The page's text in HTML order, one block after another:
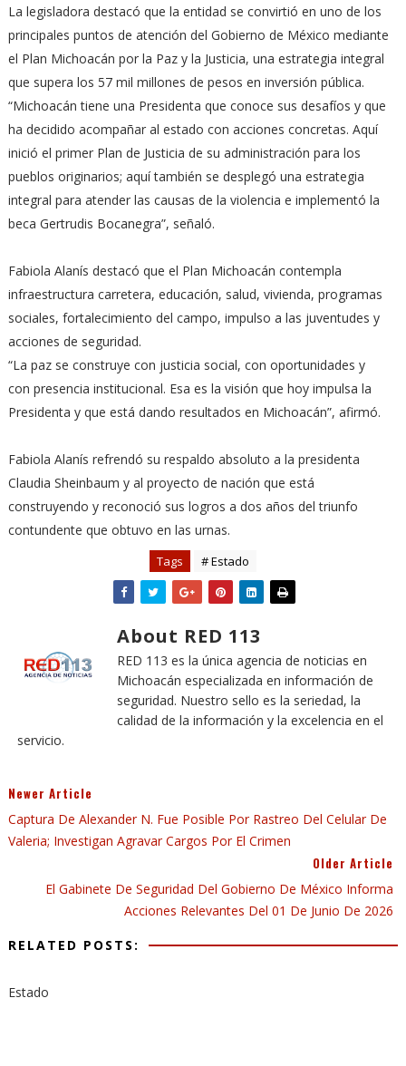
La legisladora destacó que la entidad se convirtió en uno de los
principales puntos de atención del Gobierno de México mediante
el Plan Michoacán por la Paz y la Justicia, una estrategia integral
que supera los 57 mil millones de pesos en inversión pública.
“Michoacán tiene una Presidenta que conoce sus desafíos y que
ha decidido acompañar al estado con acciones concretas. Aquí
inició el primer Plan de Justicia de su administración para los
pueblos originarios; aquí también se desplegó una estrategia
integral para atender las causas de la violencia e implementó la
beca Gertrudis Bocanegra”, señaló.
Fabiola Alanís destacó que el Plan Michoacán contempla
infraestructura carretera, educación, salud, vivienda, programas
sociales, fortalecimiento del campo, impulso a las juventudes y
acciones de seguridad.
“La paz se construye con justicia social, con oportunidades y
con presencia institucional. Esa es la visión que hoy impulsa la
Presidenta y que está dando resultados en Michoacán”, afirmó.
Fabiola Alanís refrendó su respaldo absoluto a la presidenta
Claudia Sheinbaum y al proyecto de nación que está
construyendo y reconoció sus logros a dos años del triunfo
contundente que obtuvo en las urnas.
Tags # Estado
About RED 113
RED 113 es la única agencia de noticias en
Michoacán especializada en información de
seguridad. Nuestro sello es la seriedad, la
calidad de la información y la excelencia en el
servicio.
Newer Article
Captura De Alexander N. Fue Posible Por Rastreo Del Celular De
Valeria; Investigan Agravar Cargos Por El Crimen
Older Article
El Gabinete De Seguridad Del Gobierno De México Informa
Acciones Relevantes Del 01 De Junio De 2026
RELATED POSTS:
Estado